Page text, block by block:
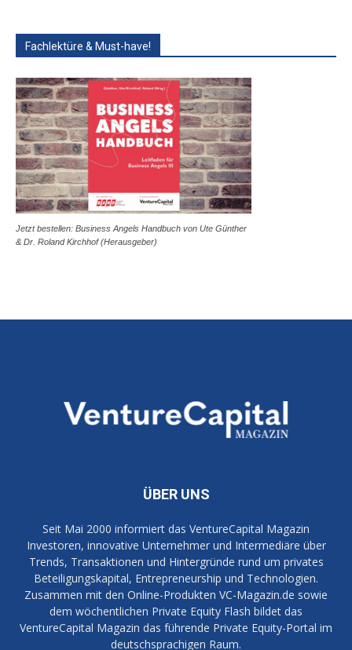
Fachlektüre & Must-have!
Jetzt bestellen: Business Angels Handbuch von Ute Günther
& Dr. Roland Kirchhof (Herausgeber)
ÜBER UNS
Seit Mai 2000 informiert das VentureCapital Magazin
Investoren, innovative Unternehmer und Intermediäre über
Trends, Transaktionen und Hintergründe rund um privates
Beteiligungskapital, Entrepreneurship und Technologien.
Zusammen mit den Online-Produkten VC-Magazin.de sowie
dem wöchentlichen Private Equity Flash bildet das
VentureCapital Magazin das führende Private Equity-Portal im
deutschsprachigen Raum.